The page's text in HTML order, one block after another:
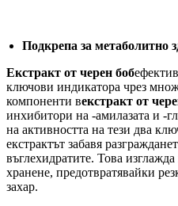
Подкрепа за метаболитно
Екстракт от черен боб
ключови индикатора чрез
компоненти векстракт от
инхибитори на -амилазата и -
на активността на тези два
екстрактът забавя
въглехидратите. Това
хранене, предотвратявайки
захар.